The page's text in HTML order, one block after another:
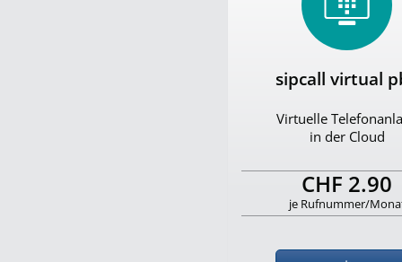
sipcall virtual
Virtuelle
in der Cloud
CHF 2.90
je Rufnummer/